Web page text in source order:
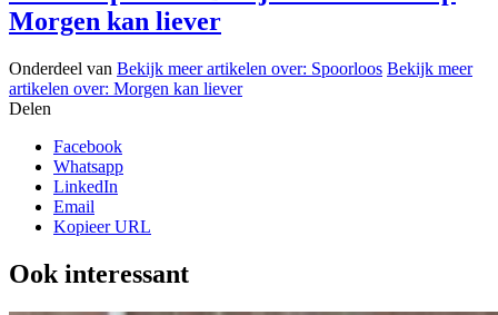
Morgen kan liever
Onderdeel van Bekijk meer artikelen over: Spoorloos Bekijk meer
artikelen over: Morgen kan liever
Delen
Facebook
Whatsapp
LinkedIn
Email
Kopieer URL
Ook interessant